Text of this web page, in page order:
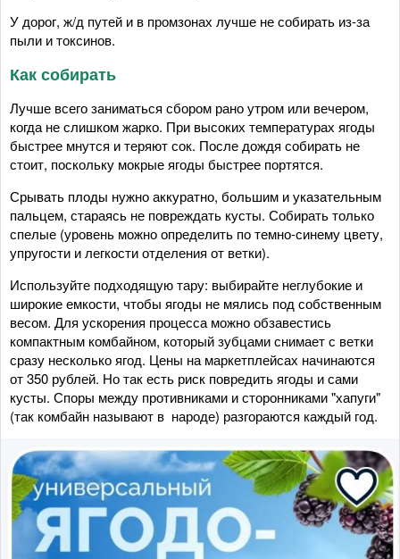
У дорог, ж/д путей и в промзонах лучше не собирать из-за
пыли и токсинов.
Как собирать
Лучше всего заниматься сбором рано утром или вечером,
когда не слишком жарко. При высоких температурах ягоды
быстрее мнутся и теряют сок. После дождя собирать не
стоит, поскольку мокрые ягоды быстрее портятся.
Срывать плоды нужно аккуратно, большим и указательным
пальцем, стараясь не повреждать кусты. Собирать только
спелые (уровень можно определить по темно-синему цвету,
упругости и легкости отделения от ветки).
Используйте подходящую тару: выбирайте неглубокие и
широкие емкости, чтобы ягоды не мялись под собственным
весом. Для ускорения процесса можно обзавестись
компактным комбайном, который зубцами снимает с ветки
сразу несколько ягод. Цены на маркетплейсах начинаются
от 350 рублей. Но так есть риск повредить ягоды и сами
кусты. Споры между противниками и сторонниками "хапуги"
(так комбайн называют в народе) разгораются каждый год.